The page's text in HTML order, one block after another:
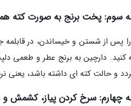
سوم: پخت برنج به صورت کته
را پس از شستن و خیساندن، در
کنید. دارچین به برنج عطر و طعمی
و حالت کته ای داشته باشد، یعنی
چهارم: سرخ کردن پیاز، کشمش و